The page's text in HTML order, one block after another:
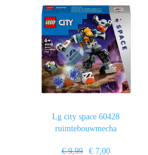
Lg city space 60428
ruimtebouwmecha
€ 9,99 € 7,00